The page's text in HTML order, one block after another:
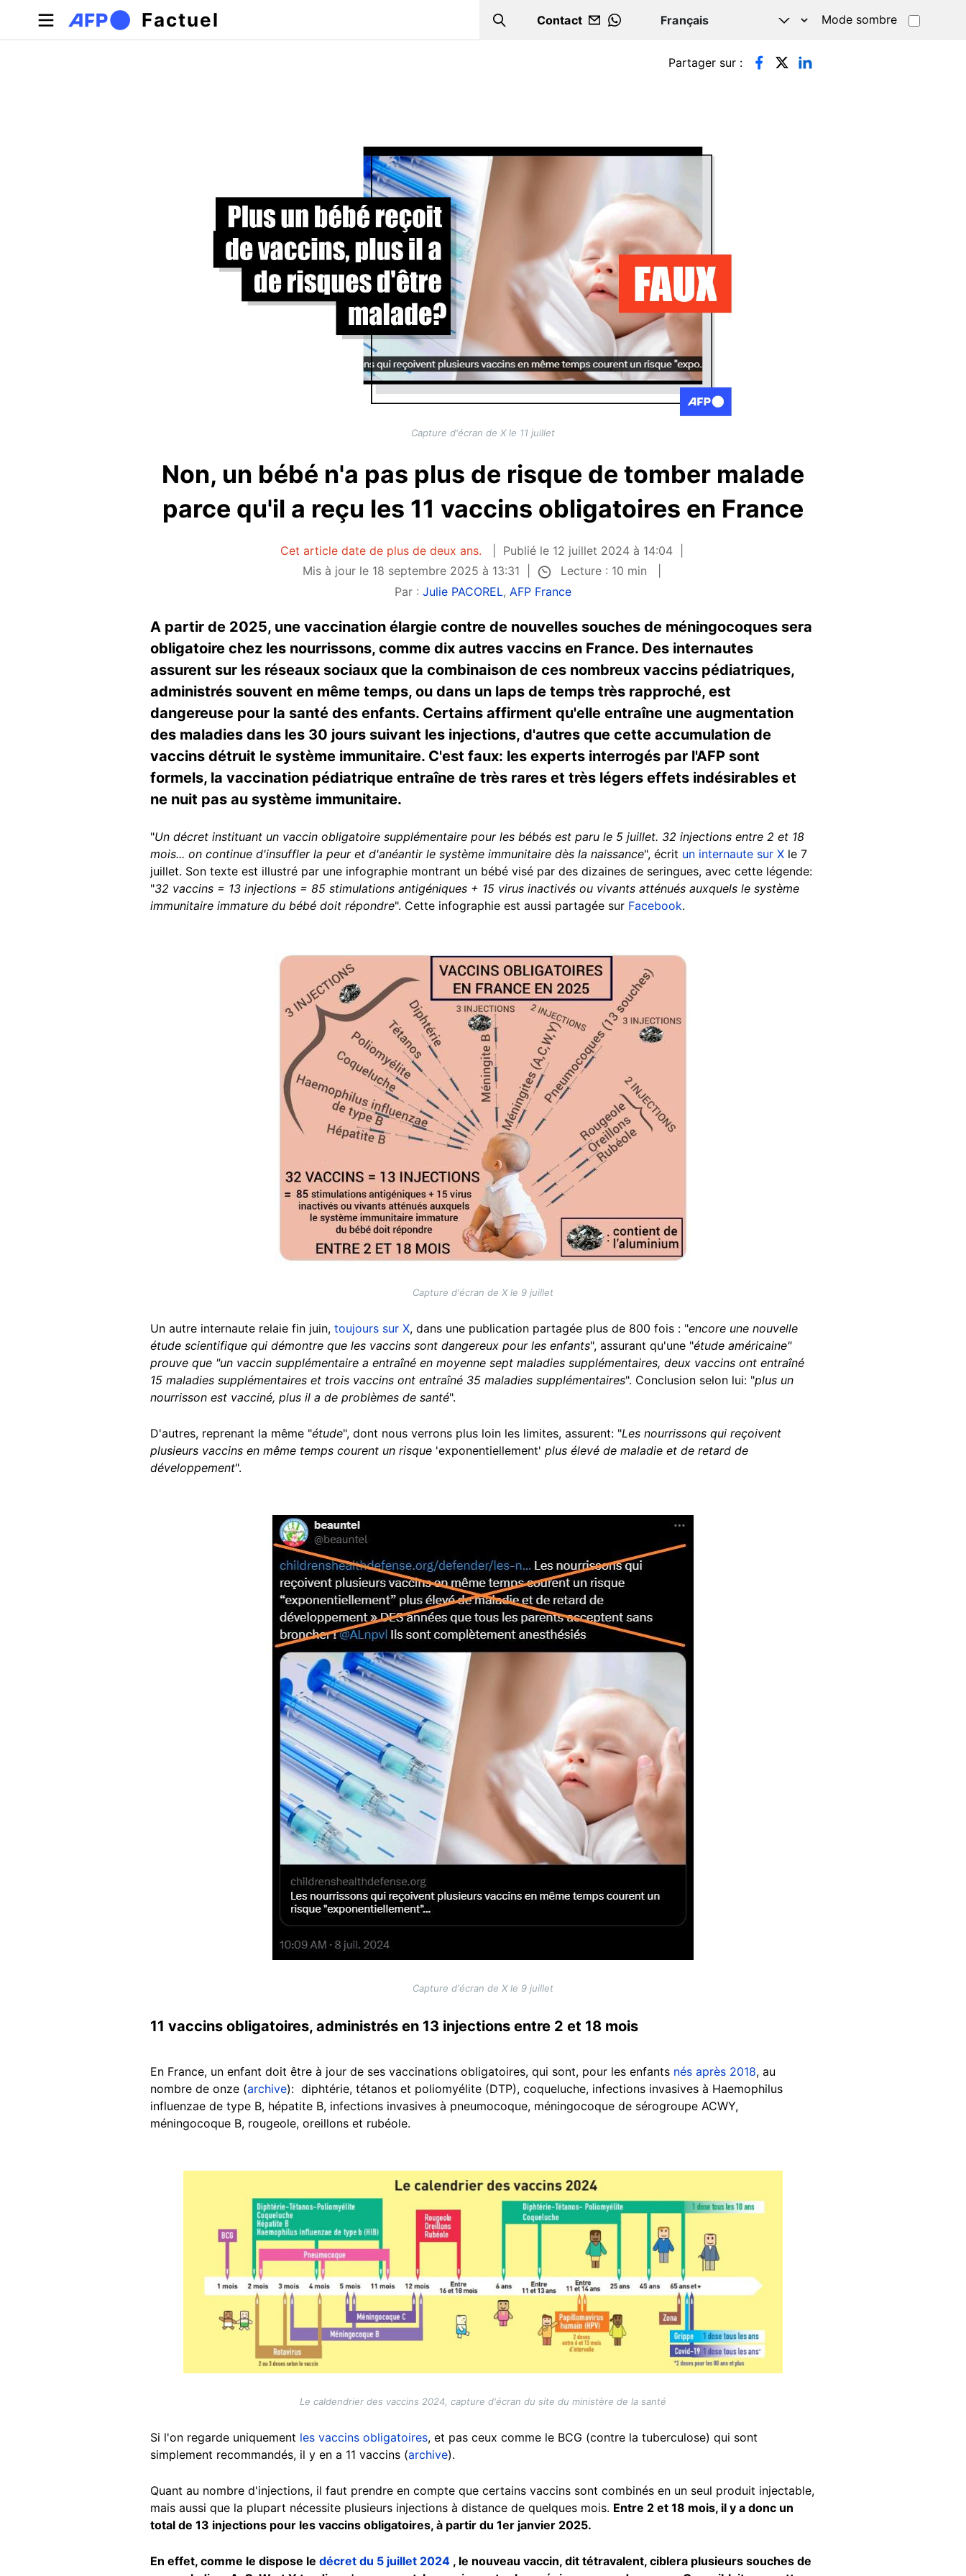
Aller au contenu principal
Factuel Search
Contact
WHATSAPP
Mode sombre
Onglets principaux Partager sur :
Capture d'écran de X le 11 juillet
Non, un bébé n'a pas plus de risque de tomber malade
parce qu'il a reçu les 11 vaccins obligatoires en France
Cet article date de plus de deux ans.
Publié le 12 juillet 2024 à 14:04
Mis à jour le 18 septembre 2025 à 13:31
Lecture : 10 min
Par : Julie PACOREL, AFP France
A partir de 2025, une vaccination élargie contre de nouvelles souches de méningocoques sera
obligatoire chez les nourrissons, comme dix autres vaccins en France. Des internautes
assurent sur les réseaux sociaux que la combinaison de ces nombreux vaccins pédiatriques,
administrés souvent en même temps, ou dans un laps de temps très rapproché, est
dangereuse pour la santé des enfants. Certains affirment qu'elle entraîne une augmentation
des maladies dans les 30 jours suivant les injections, d'autres que cette accumulation de
vaccins détruit le système immunitaire. C'est faux: les experts interrogés par l'AFP sont
formels, la vaccination pédiatrique entraîne de très rares et très légers effets indésirables et
ne nuit pas au système immunitaire.
"Un décret instituant un vaccin obligatoire supplémentaire pour les bébés est paru le 5 juillet. 32 injections entre 2 et 18
mois... on continue d'insuffler la peur et d'anéantir le système immunitaire dès la naissance", écrit un internaute sur X le 7
juillet. Son texte est illustré par une infographie montrant un bébé visé par des dizaines de seringues, avec cette légende:
"32 vaccins = 13 injections = 85 stimulations antigéniques + 15 virus inactivés ou vivants atténués auxquels le système
immunitaire immature du bébé doit répondre". Cette infographie est aussi partagée sur Facebook.
Capture d'écran de X le 9 juillet
Un autre internaute relaie fin juin, toujours sur X, dans une publication partagée plus de 800 fois : "encore une nouvelle
étude scientifique qui démontre que les vaccins sont dangereux pour les enfants", assurant qu'une "étude américaine"
prouve que "un vaccin supplémentaire a entraîné en moyenne sept maladies supplémentaires, deux vaccins ont entraîné
15 maladies supplémentaires et trois vaccins ont entraîné 35 maladies supplémentaires". Conclusion selon lui: "plus un
nourrisson est vacciné, plus il a de problèmes de santé".
D'autres, reprenant la même "étude", dont nous verrons plus loin les limites, assurent: "Les nourrissons qui reçoivent
plusieurs vaccins en même temps courent un risque 'exponentiellement' plus élevé de maladie et de retard de
développement".
Capture d'écran de X le 9 juillet
11 vaccins obligatoires, administrés en 13 injections entre 2 et 18 mois
En France, un enfant doit être à jour de ses vaccinations obligatoires, qui sont, pour les enfants nés après 2018, au
nombre de onze (archive): diphtérie, tétanos et poliomyélite (DTP), coqueluche, infections invasives à Haemophilus
influenzae de type B, hépatite B, infections invasives à pneumocoque, méningocoque de sérogroupe ACWY,
méningocoque B, rougeole, oreillons et rubéole.
Le caldendrier des vaccins 2024, capture d'écran du site du ministère de la santé
Si l'on regarde uniquement les vaccins obligatoires, et pas ceux comme le BCG (contre la tuberculose) qui sont
simplement recommandés, il y en a 11 vaccins (archive).
Quant au nombre d'injections, il faut prendre en compte que certains vaccins sont combinés en un seul produit injectable,
mais aussi que la plupart nécessite plusieurs injections à distance de quelques mois. Entre 2 et 18 mois, il y a donc un
total de 13 injections pour les vaccins obligatoires, à partir du 1er janvier 2025.
En effet, comme le dispose le décret du 5 juillet 2024 , le nouveau vaccin, dit tétravalent, ciblera plusieurs souches de